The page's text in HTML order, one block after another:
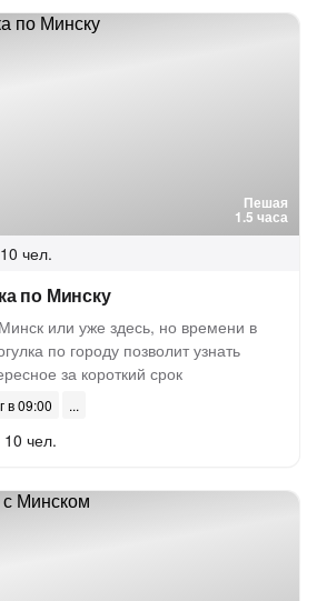
Пешая
1.5 часа
чел.
по Минску
или уже здесь, но времени в
по городу позволит узнать
за короткий срок
в 09:00
чел.